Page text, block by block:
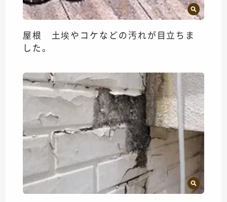
屋根 土埃やコケなどの汚れが目立ちま
した。